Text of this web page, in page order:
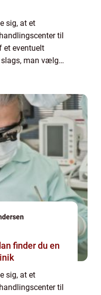
sig, at et
til
et eventuelt
man vælger
sig, at et
til